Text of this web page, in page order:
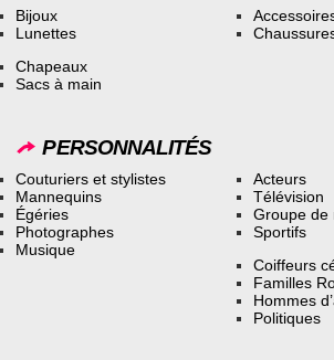
Bijoux
Lunettes
Chapeaux
Sacs à main
PERSONNALITÉS
Couturiers et stylistes
Mannequins
Égéries
Photographes
Musique
Acteurs
Télévision
Groupe de
Sportifs
Coiffeurs
Familles
Hommes
Politiques